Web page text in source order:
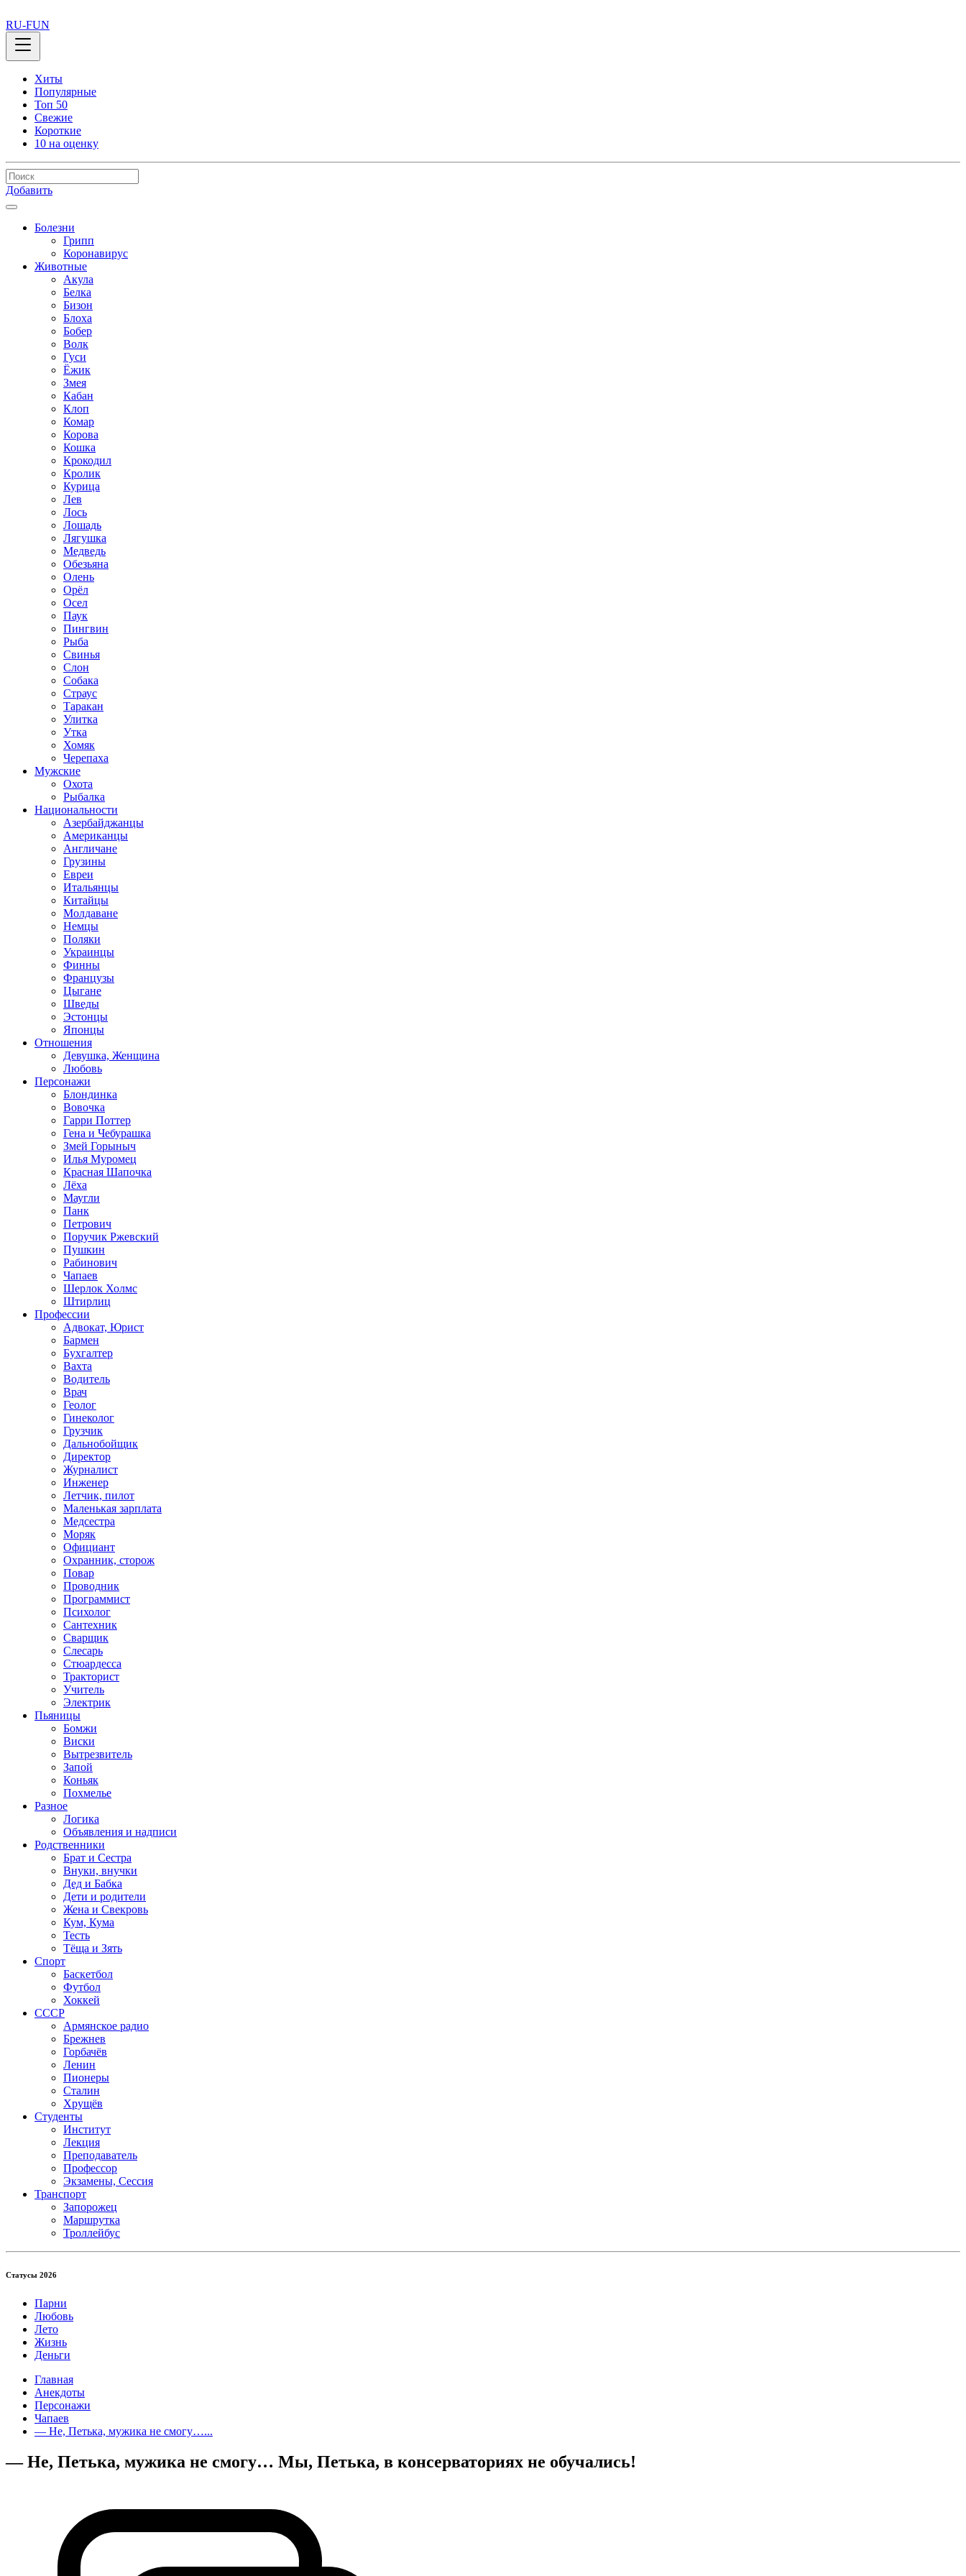
RU-FUN
Хиты
Популярные
Топ 50
Свежие
Короткие
10 на оценку
Добавить
Болезни
Грипп
Коронавирус
Животные
Акула
Белка
Бизон
Блоха
Бобер
Волк
Гуси
Ёжик
Змея
Кабан
Клоп
Комар
Корова
Кошка
Крокодил
Кролик
Курица
Лев
Лось
Лошадь
Лягушка
Медведь
Обезьяна
Олень
Орёл
Осел
Паук
Пингвин
Рыба
Свинья
Слон
Собака
Страус
Таракан
Улитка
Утка
Хомяк
Черепаха
Мужские
Охота
Рыбалка
Национальности
Азербайджанцы
Американцы
Англичане
Грузины
Евреи
Итальянцы
Китайцы
Молдаване
Немцы
Поляки
Украинцы
Финны
Французы
Цыгане
Шведы
Эстонцы
Японцы
Отношения
Девушка, Женщина
Любовь
Персонажи
Блондинка
Вовочка
Гарри Поттер
Гена и Чебурашка
Змей Горыныч
Илья Муромец
Красная Шапочка
Лёха
Маугли
Панк
Петрович
Поручик Ржевский
Пушкин
Рабинович
Чапаев
Шерлок Холмс
Штирлиц
Профессии
Адвокат, Юрист
Бармен
Бухгалтер
Вахта
Водитель
Врач
Геолог
Гинеколог
Грузчик
Дальнобойщик
Директор
Журналист
Инженер
Летчик, пилот
Маленькая зарплата
Медсестра
Моряк
Официант
Охранник, сторож
Повар
Проводник
Программист
Психолог
Сантехник
Сварщик
Слесарь
Стюардесса
Тракторист
Учитель
Электрик
Пьяницы
Бомжи
Виски
Вытрезвитель
Запой
Коньяк
Похмелье
Разное
Логика
Объявления и надписи
Родственники
Брат и Сестра
Внуки, внучки
Дед и Бабка
Дети и родители
Жена и Свекровь
Кум, Кума
Тесть
Тёща и Зять
Спорт
Баскетбол
Футбол
Хоккей
СССР
Армянское радио
Брежнев
Горбачёв
Ленин
Пионеры
Сталин
Хрущёв
Студенты
Институт
Лекция
Преподаватель
Профессор
Экзамены, Сессия
Транспорт
Запорожец
Маршрутка
Троллейбус
Статуcы 2026
Парни
Любовь
Лето
Жизнь
Деньги
Главная
Анекдоты
Персонажи
Чапаев
— Не, Петька, мужика не смогу…...
— Не, Петька, мужика не смогу… Мы, Петька, в консерваториях не обучались!